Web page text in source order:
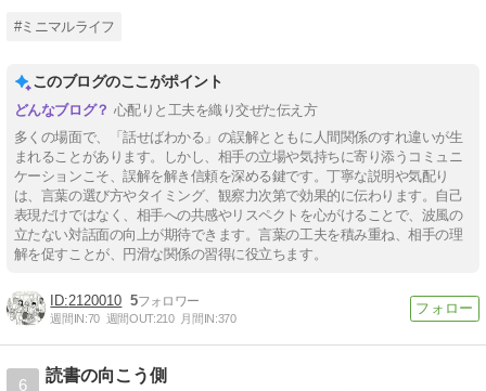
#ミニマルライフ
このブログのここがポイント
心配りと工夫を織り交ぜた伝え方
多くの場面で、「話せばわかる」の誤解とともに人間関係のすれ違いが生
まれることがあります。しかし、相手の立場や気持ちに寄り添うコミュニ
ケーションこそ、誤解を解き信頼を深める鍵です。丁寧な説明や気配り
は、言葉の選び方やタイミング、観察力次第で効果的に伝わります。自己
表現だけではなく、相手への共感やリスペクトを心がけることで、波風の
立たない対話面の向上が期待できます。言葉の工夫を積み重ね、相手の理
解を促すことが、円滑な関係の習得に役立ちます。
2120010 5
週間IN:70 週間OUT:210 月間IN:370
6
読書の向こう側